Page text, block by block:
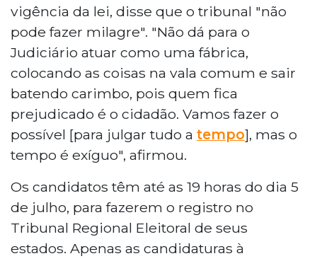
vigência da lei, disse que o tribunal "não
pode fazer milagre". "Não dá para o
Judiciário atuar como uma fábrica,
colocando as coisas na vala comum e sair
batendo carimbo, pois quem fica
prejudicado é o cidadão. Vamos fazer o
possível [para julgar tudo a tempo], mas o
tempo é exíguo", afirmou.
Os candidatos têm até as 19 horas do dia 5
de julho, para fazerem o registro no
Tribunal Regional Eleitoral de seus
estados. Apenas as candidaturas à